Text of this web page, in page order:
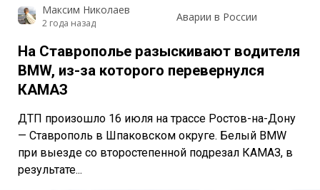
Максим Николаев
2 года назад Аварии в России
На Ставрополье разыскивают водителя
BMW, из-за которого перевернулся
КАМАЗ
ДТП произошло 16 июля на трассе Ростов-на-Дону
— Ставрополь в Шпаковском округе. Белый BMW
при выезде со второстепенной подрезал КАМАЗ, в
результате...